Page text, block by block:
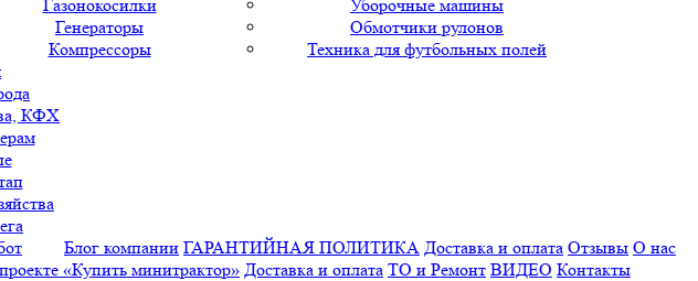
Газонокосилки
Генераторы
Компрессоры
Уборочные машины
Обмотчики рулонов
Техника для футбольных полей
КФХ
Блог компании ГАРАНТИЙНАЯ ПОЛИТИКА Доставка и оплата Отзывы О нас
«Купить минитрактор» Доставка и оплата ТО и Ремонт ВИДЕО Контакты